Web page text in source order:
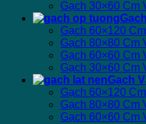
Gạch 30×60 Cm
Gạch 60×120
Gạch 80×80 Cm
Gạch 60×60 Cm
Gạch 30×60 Cm
Gạch
Gạch 60×120
Gạch 80×80 Cm
Gạch 60×60 Cm